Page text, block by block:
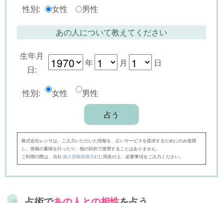
性別: 女性 男性
あの人について教えてください
生年月
日:
年 月 日
性別: 女性 男性
株式会社レンサは、ご入力いただいた情報を、占いサービスを提供するためにのみ使用
し、情報の蓄積を行ったり、他の目的で使用することはありません。
ご利用の際は、当社 個人情報保護方針に同意の上、必要事項をご入力ください。